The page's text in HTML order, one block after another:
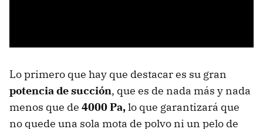
Lo primero que hay que destacar es su gran
potencia de succión, que es de nada más y nada
menos que de 4000 Pa,lo que garantizará que
no quede una sola mota de polvo ni un pelo de